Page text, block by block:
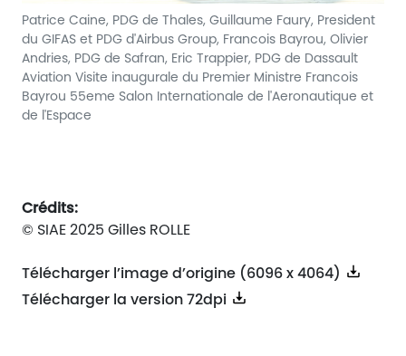
Patrice Caine, PDG de Thales, Guillaume Faury, President
du GIFAS et PDG d'Airbus Group, Francois Bayrou, Olivier
Andries, PDG de Safran, Eric Trappier, PDG de Dassault
Aviation Visite inaugurale du Premier Ministre Francois
Bayrou 55eme Salon Internationale de l'Aeronautique et
de l'Espace
Crédits:
© SIAE 2025 Gilles ROLLE
Télécharger l’image d’origine (6096 x 4064)
Télécharger la version 72dpi